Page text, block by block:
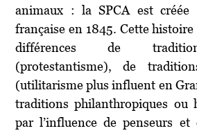
animaux : la SPCA est créée
française en 1845. Cette histoire
différences de
(protestantisme), de
(utilitarisme plus influent en
traditions philanthropiques ou
par l’influence de penseurs et